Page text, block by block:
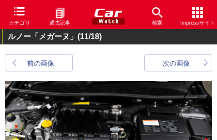
カテゴリ 過去記事 検索 Impressサイト
ルノー「メガーヌ」 (11/18)
前の画像 次の画像